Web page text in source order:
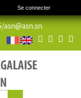
Se connecter
asn@asn.sn